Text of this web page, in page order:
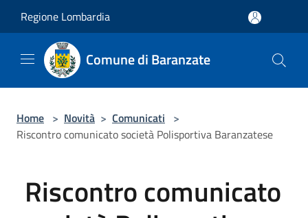
Regione Lombardia
Comune di Baranzate
Home > Novità > Comunicati >
Riscontro comunicato società Polisportiva Baranzatese
Riscontro comunicato